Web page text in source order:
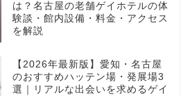
は？名古屋の老舗ゲイホテルの体
験談・館内設備・料金・アクセス
を解説
【2026年最新版】愛知・名古屋
のおすすめハッテン場・発展場3
選｜リアルな出会いを求めるゲイ